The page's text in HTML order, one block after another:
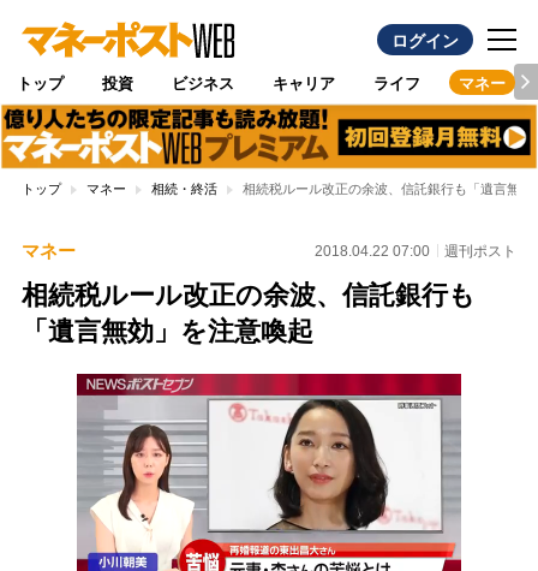
ログイン
トップ 投資 ビジネス キャリア ライフ マネー
トップ マネー 相続・終活 相続税ルール改正の余波、信託銀行も「遺言無効
マネー 2018.04.22 07:00 週刊ポスト
相続税ルール改正の余波、信託銀行も
「遺言無効」を注意喚起